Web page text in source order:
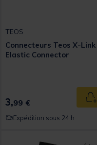
TEOS
Connecteurs Teos X-Link
Elastic Connector
3,99 €
Expédition sous 24 h